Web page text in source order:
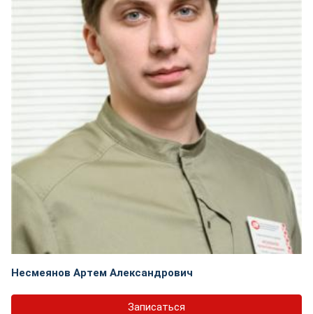
Несмеянов Артем Александрович
Записаться